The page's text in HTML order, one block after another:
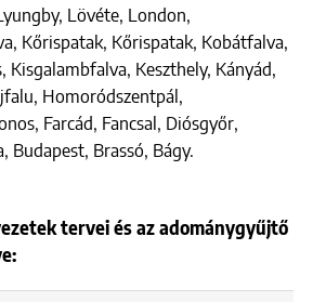
Lövéte, London,
Kőrispatak, Kőrispatak, Kobátfalva,
Kisgalambfalva, Keszthely, Kányád,
Homoródszentpál,
Farcád, Fancsal, Diósgyőr,
Budapest, Brassó, Bágy.
tervei és az adománygyűjtő